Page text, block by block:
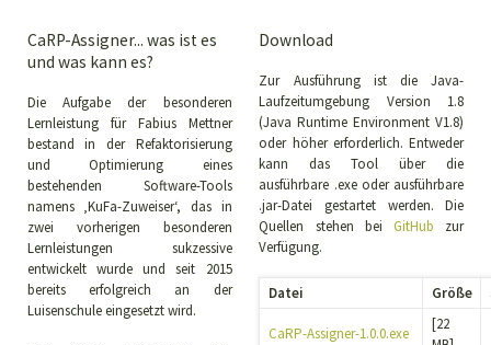
CaRP-Assigner... was ist es
und was kann es?
Die Aufgabe der besonderen
Lernleistung für Fabius Mettner
bestand in der Refaktorisierung
und Optimierung eines
bestehenden Software-Tools
namens ‚KuFa-Zuweiser‘, das in
zwei vorherigen besonderen
Lernleistungen sukzessive
entwickelt wurde und seit 2015
bereits erfolgreich an der
Luisenschule eingesetzt wird.
Download
Zur Ausführung ist die Java-
Laufzeitumgebung Version 1.8
(Java Runtime Environment V1.8)
oder höher erforderlich. Entweder
kann das Tool über die
ausführbare .exe oder ausführbare
.jar-Datei gestartet werden. Die
Quellen stehen bei GitHub zur
Verfügung.
Datei Größe
CaRP-Assigner-1.0.0.exe
[22